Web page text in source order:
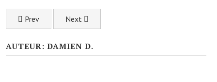
Previous article: Etape dans le village de Hongcun sous la
Prev Next article: Detian, la plus grande cascade
Next
AUTEUR: DAMIEN D.